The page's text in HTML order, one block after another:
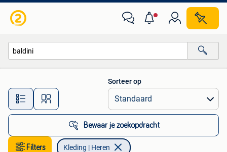
Alle afstanden…
Sorteer op
Bewaar je zoekopdracht
Filters Kleding | Heren